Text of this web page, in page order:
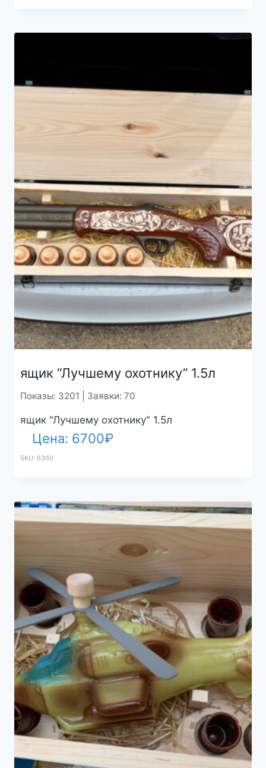
ящик “Лучшему охотнику” 1.5л
Показы: 3201 | Заявки: 70
ящик "Лучшему охотнику" 1.5л
Цена: 6700₽
SKU: 6360